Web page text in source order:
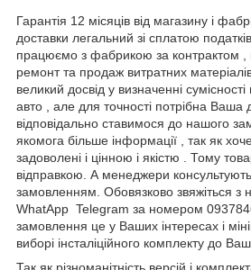
Гарантія 12 місяців від магазину і
доставки легальний зі сплатою
працюємо з фабрикою за контрактом ,
ремонт та продаж витратних
великий досвід у визначенні
авто , але для точності потрібна
відповідально ставимося до нашого
якомога більше інформації , так як
задоволені і цінною і якістю . Тому
відправкою. А менеджери
замовленням. Обовязково звяжіться з
WhatApp Telegram за номером
замовлення це у Ваших інтересах і
виборі інсталіційного комплекту до
Так як різноманітність версій і